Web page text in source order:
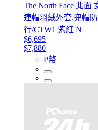
The North Face 北面
連帽羽絨外套.兜帽
行/CTW1 紫紅 N
$6,695
$7,880
P幣